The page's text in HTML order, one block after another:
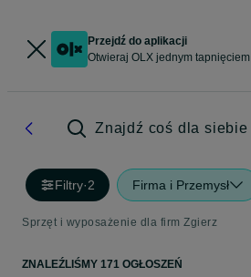
Przejdź do aplikacji
Otwieraj OLX jednym tapnięciem
Znajdź coś dla siebie
Filtry·2 Firma i Przemysł
Sprzęt i wyposażenie dla firm Zgierz
ZNALEŹLIŚMY 171 OGŁOSZEŃ